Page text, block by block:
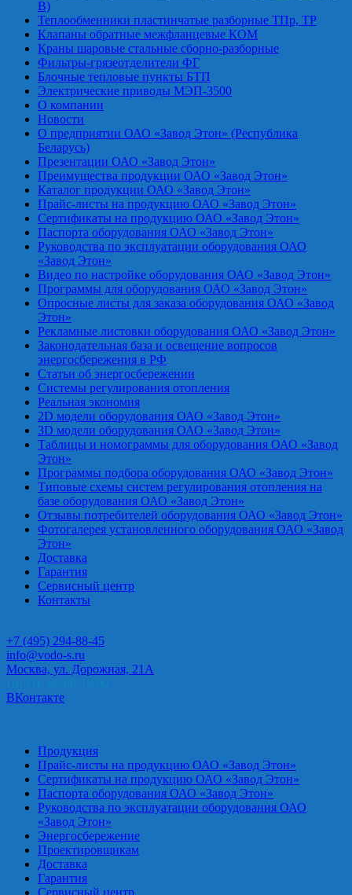
В)
Теплообменники пластинчатые разборные ТПр, ТР
Клапаны обратные межфланцевые КОМ
Краны шаровые стальные сборно-разборные
Фильтры-грязеотделители ФГ
Блочные тепловые пункты БТП
Электрические приводы МЭП-3500
О компании
Новости
О предприятии ОАО «Завод Этон» (Республика
Беларусь)
Презентации ОАО «Завод Этон»
Преимущества продукции ОАО «Завод Этон»
Каталог продукции ОАО «Завод Этон»
Прайс-листы на продукцию ОАО «Завод Этон»
Сертификаты на продукцию ОАО «Завод Этон»
Паспорта оборудования ОАО «Завод Этон»
Руководства по эксплуатации оборудования ОАО
«Завод Этон»
Видео по настройке оборудования ОАО «Завод Этон»
Программы для оборудования ОАО «Завод Этон»
Опросные листы для заказа оборудования ОАО «Завод
Этон»
Рекламные листовки оборудования ОАО «Завод Этон»
Законодательная база и освещение вопросов
энергосбережения в РФ
Статьи об энергосбережении
Системы регулирования отопления
Реальная экономия
2D модели оборудования ОАО «Завод Этон»
3D модели оборудования ОАО «Завод Этон»
Таблицы и номограммы для оборудования ОАО «Завод
Этон»
Программы подбора оборудования ОАО «Завод Этон»
Типовые схемы систем регулирования отопления на
базе оборудования ОАО «Завод Этон»
Отзывы потребителей оборудования ОАО «Завод Этон»
Фотогалерея установленного оборудования ОАО «Завод
Этон»
Доставка
Гарантия
Сервисный центр
Контакты
+7 (495) 294-88-45
info@vodo-s.ru
Москва, ул. Дорожная, 21А
ВКонтакте
Продукция
Прайс-листы на продукцию ОАО «Завод Этон»
Сертификаты на продукцию ОАО «Завод Этон»
Паспорта оборудования ОАО «Завод Этон»
Руководства по эксплуатации оборудования ОАО
«Завод Этон»
Энергосбережение
Проектировщикам
Доставка
Гарантия
Сервисный центр